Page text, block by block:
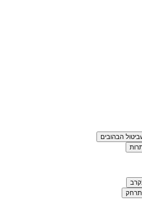
ביטול הבהובים